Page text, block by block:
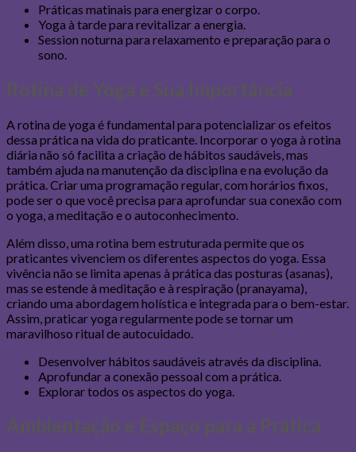
Práticas matinais para energizar o corpo.
Yoga à tarde para revitalizar a energia.
Session noturna para relaxamento e preparação para o
sono.
Rotina de Yoga e Sua Importância
A rotina de yoga é fundamental para potencializar os efeitos
dessa prática na vida do praticante. Incorporar o yoga à rotina
diária não só facilita a criação de hábitos saudáveis, mas
também ajuda na manutenção da disciplina e na evolução da
prática. Criar uma programação regular, com horários fixos,
pode ser o que você precisa para aprofundar sua conexão com
o yoga, a meditação e o autoconhecimento.
Além disso, uma rotina bem estruturada permite que os
praticantes vivenciem os diferentes aspectos do yoga. Essa
vivência não se limita apenas à prática das posturas (asanas),
mas se estende à meditação e à respiração (pranayama),
criando uma abordagem holística e integrada para o bem-estar.
Assim, praticar yoga regularmente pode se tornar um
maravilhoso ritual de autocuidado.
Desenvolver hábitos saudáveis através da disciplina.
Aprofundar a conexão pessoal com a prática.
Explorar todos os aspectos do yoga.
Ambientação e Espaço para a Prática